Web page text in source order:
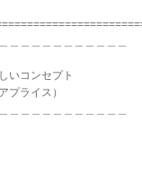
いコンセプト
プライス）